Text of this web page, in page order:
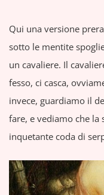
Qui una versione
sotto le mentite
un cavaliere. Il
fesso, ci casca,
invece, guardiamo il
fare, e vediamo che la
inquetante coda di